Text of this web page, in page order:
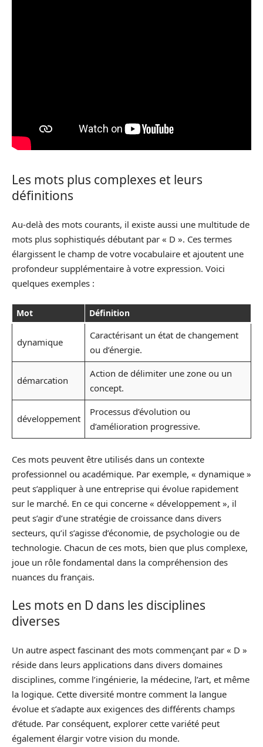
Les mots plus complexes et leurs
définitions
Au-delà des mots courants, il existe aussi une multitude de
mots plus sophistiqués débutant par « D ». Ces termes
élargissent le champ de votre vocabulaire et ajoutent une
profondeur supplémentaire à votre expression. Voici
quelques exemples :
Mot Définition
dynamique
Caractérisant un état de changement
ou d’énergie.
démarcation
Action de délimiter une zone ou un
concept.
développement
Processus d’évolution ou
d’amélioration progressive.
Ces mots peuvent être utilisés dans un contexte
professionnel ou académique. Par exemple, « dynamique »
peut s’appliquer à une entreprise qui évolue rapidement
sur le marché. En ce qui concerne « développement », il
peut s’agir d’une stratégie de croissance dans divers
secteurs, qu’il s’agisse d’économie, de psychologie ou de
technologie. Chacun de ces mots, bien que plus complexe,
joue un rôle fondamental dans la compréhension des
nuances du français.
Les mots en D dans les disciplines
diverses
Un autre aspect fascinant des mots commençant par « D »
réside dans leurs applications dans divers domaines
disciplines, comme l’ingénierie, la médecine, l’art, et même
la logique. Cette diversité montre comment la langue
évolue et s’adapte aux exigences des différents champs
d’étude. Par conséquent, explorer cette variété peut
également élargir votre vision du monde.